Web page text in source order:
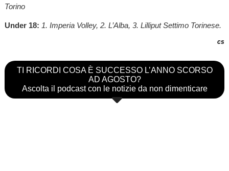
Torino
Under 18: 1. Imperia Volley, 2. L’Alba, 3. Lilliput Settimo Torinese.
cs
TI RICORDI COSA È SUCCESSO L’ANNO SCORSO
AD AGOSTO?
Ascolta il podcast con le notizie da non dimenticare